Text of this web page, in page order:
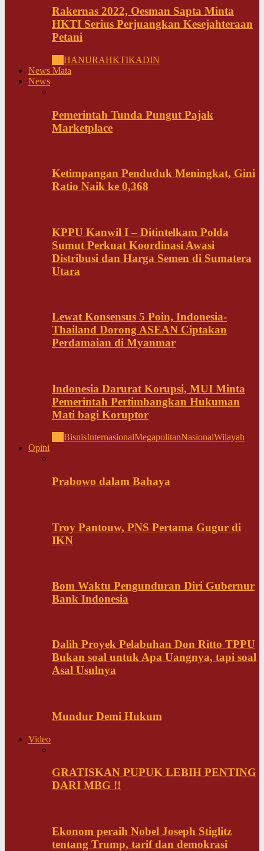
Rakernas 2022, Oesman Sapta Minta
HKTI Serius Perjuangkan Kesejahteraan
Petani
HANURAHKTIKADIN
News Mata
News
Pemerintah Tunda Pungut Pajak
Marketplace
Ketimpangan Penduduk Meningkat, Gini
Ratio Naik ke 0,368
KPPU Kanwil I – Ditintelkam Polda
Sumut Perkuat Koordinasi Awasi
Distribusi dan Harga Semen di Sumatera
Utara
Lewat Konsensus 5 Poin, Indonesia-
Thailand Dorong ASEAN Ciptakan
Perdamaian di Myanmar
Indonesia Darurat Korupsi, MUI Minta
Pemerintah Pertimbangkan Hukuman
Mati bagi Koruptor
BisnisInternasionalMegapolitanNasionalWilayah
Opini
Prabowo dalam Bahaya
Troy Pantouw, PNS Pertama Gugur di
IKN
Bom Waktu Pengunduran Diri Gubernur
Bank Indonesia
Dalih Proyek Pelabuhan Don Ritto TPPU
Bukan soal untuk Apa Uangnya, tapi soal
Asal Usulnya
Mundur Demi Hukum
Video
GRATISKAN PUPUK LEBIH PENTING
DARI MBG !!
Ekonom peraih Nobel Joseph Stiglitz
tentang Trump, tarif dan demokrasi